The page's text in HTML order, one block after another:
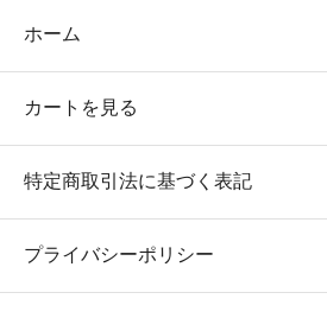
ホーム
カートを見る
特定商取引法に基づく表記
プライバシーポリシー